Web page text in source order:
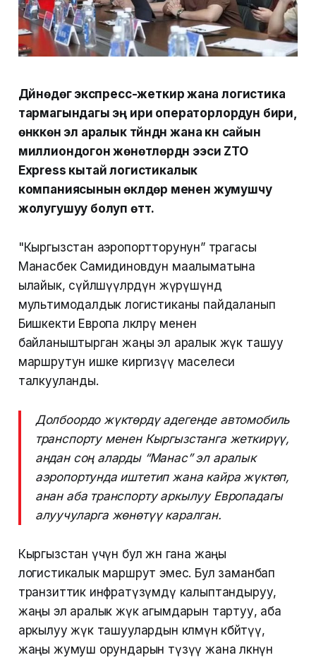
Дүйнөдөгү экспресс-жеткирүү жана логистика
тармагындагы эң ири операторлордун бири,
өнүккөн эл аралык түйүндүн жана күн сайын
миллиондогон жөнөтүүлөрдүн ээси ZTO
Express кытай логистикалык
компаниясынын өкүлдөрү менен жумушчу
жолугушуу болуп өттү.
"Кыргызстан аэропортторунун” төрагасы
Манасбек Самидиновдун маалыматына
ылайык, сүйлөшүүлөрдүн жүрүшүндө
мультимодалдык логистиканы пайдаланып
Бишкекти Европа өлкөлөрү менен
байланыштырган жаңы эл аралык жүк ташуу
маршрутун ишке киргизүү маселеси
талкууланды.
Долбоордо жүктөрдү адегенде автомобиль
транспорту менен Кыргызстанга жеткирүү,
андан соң аларды “Манас” эл аралык
аэропортунда иштетип жана кайра жүктөп,
анан аба транспорту аркылуу Европадагы
алуучуларга жөнөтүү каралган.
Кыргызстан үчүн бул жөн гана жаңы
логистикалык маршрут эмес. Бул заманбап
транзиттик инфратүзүмдү калыптандыруу,
жаңы эл аралык жүк агымдарын тартуу, аба
аркылуу жүк ташуулардын көлөмүн көбөйтүү,
жаңы жумуш орундарын түзүү жана өлкөнүн